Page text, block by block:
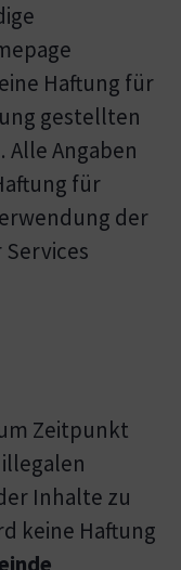
Haftung für
gestellten
Angaben
für
der
Zeitpunkt
Inhalte zu
keine Haftung